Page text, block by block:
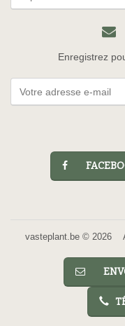
Enregistrez
vasteplant.be © 2026